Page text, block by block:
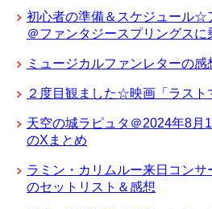
初心者の準備＆スケジュール☆
＠ファンタジースプリングスに
ミュージカルファンレターの感
２度目観ました☆映画「ラスト
天空の城ラピュタ＠2024年8月
のXまとめ
ラミン・カリムルー来日コン
のセットリスト＆感想